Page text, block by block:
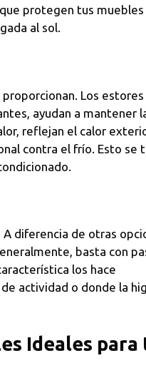
protegen tus muebles
al sol.
proporcionan. Los estores
ayudan a mantener
reflejan el calor
contra el frío. Esto se
diferencia de otras
basta con
los hace
actividad o donde la
Ideales para